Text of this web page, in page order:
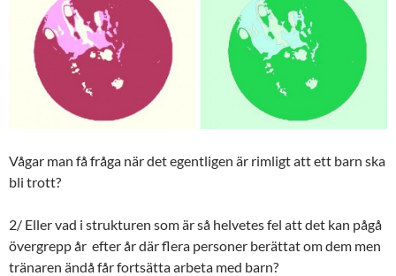
Vågar man få fråga när det egentligen är rimligt att ett barn ska
bli trott?
2/ Eller vad i strukturen som är så helvetes fel att det kan pågå
övergrepp år efter år där flera personer berättat om dem men
tränaren ändå får fortsätta arbeta med barn?